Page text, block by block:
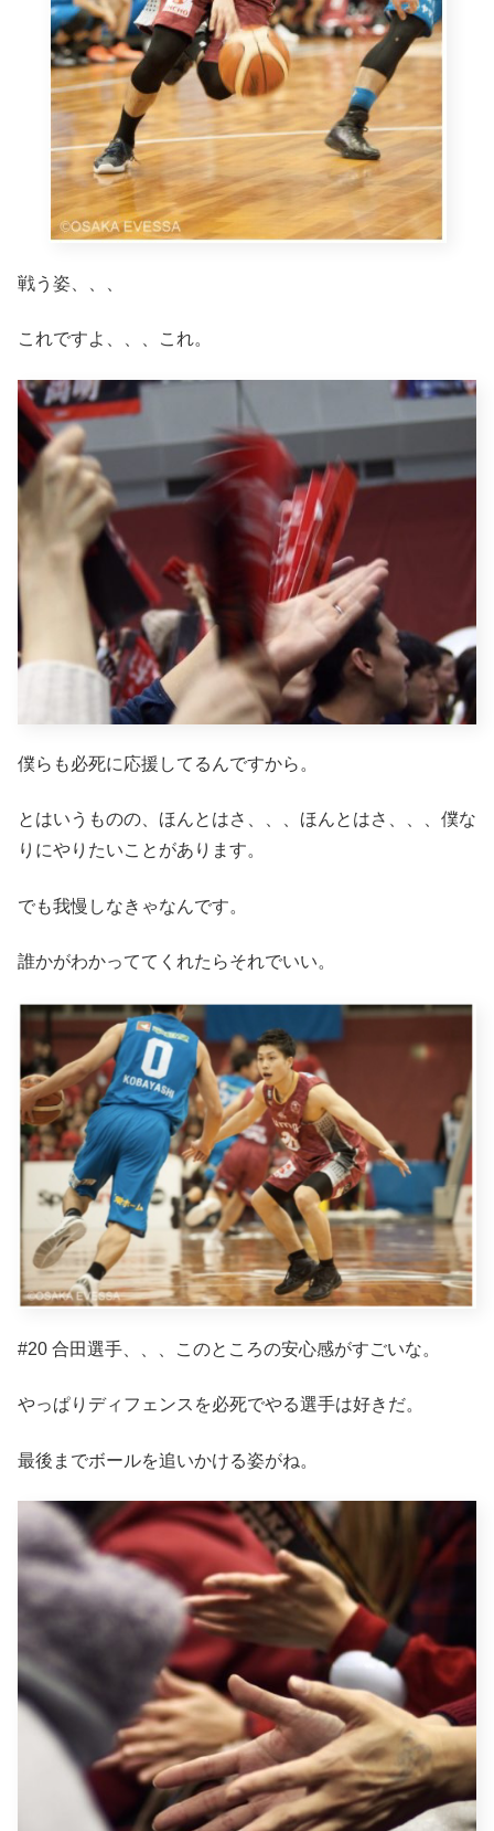
戦う姿、、、
これですよ、、、これ。
僕らも必死に応援してるんですから。
とはいうものの、ほんとはさ、、、ほんとはさ、、、僕な
りにやりたいことがあります。
でも我慢しなきゃなんです。
誰かがわかっててくれたらそれでいい。
#20 合田選手、、、このところの安心感がすごいな。
やっぱりディフェンスを必死でやる選手は好きだ。
最後までボールを追いかける姿がね。